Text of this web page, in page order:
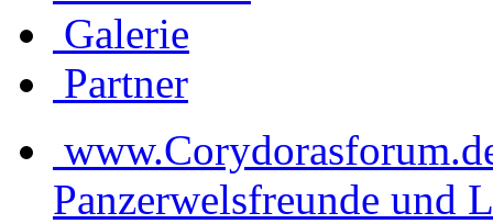
Galerie
Partner
Panzerwelsfreunde und